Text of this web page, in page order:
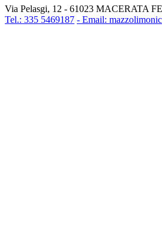
Via Pelasgi, 12 - 61023 MACERATA
Tel.: 335 5469187 - Email: